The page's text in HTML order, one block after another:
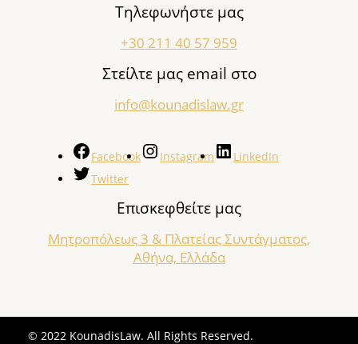
Τηλεφωνήστε μας
+30 211 40 57 959
Στείλτε μας email στο
info@kounadislaw.gr
Facebook Instagram
LinkedIn
Twitter
Επισκεφθείτε μας
Μητροπόλεως 3 & Πλατείας Συντάγματος,
Αθήνα, Ελλάδα
© 2022 KounadisLaw. All Rights Reserved.